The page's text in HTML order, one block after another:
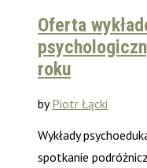
Oferta
roku
byPiotr Łącki
Wykłady
spotkanie